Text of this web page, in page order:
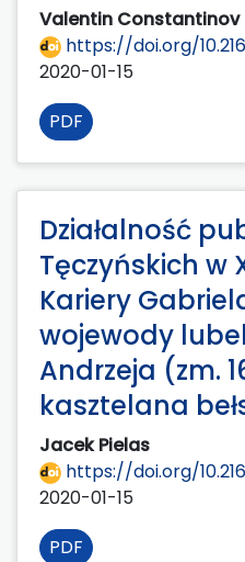
Valentin Constantinov
https://doi.org/
2020-01-15
PDF
Działalność
Tęczyńskich w
Kariery
wojewody
Andrzeja (zm.
kasztelana
Jacek Pielas
https://doi.org/
2020-01-15
PDF